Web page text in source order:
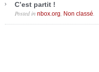
C’est partit !
Posted in nbox.org Non classé